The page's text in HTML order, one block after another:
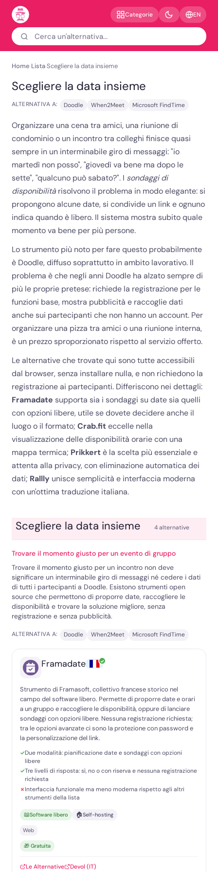
Categorie EN
Home ListaScegliere la data insieme
Scegliere la data insieme
ALTERNATIVA A: Doodle When2Meet Microsoft FindTime
Organizzare una cena tra amici, una riunione di
condominio o un incontro tra colleghi finisce quasi
sempre in un interminabile giro di messaggi: "io
martedì non posso", "giovedì va bene ma dopo le
sette", "qualcuno può sabato?". I sondaggi di
disponibilità risolvono il problema in modo elegante: si
propongono alcune date, si condivide un link e ognuno
indica quando è libero. Il sistema mostra subito quale
momento va bene per più persone.
Lo strumento più noto per fare questo probabilmente
è Doodle, diffuso soprattutto in ambito lavorativo. Il
problema è che negli anni Doodle ha alzato sempre di
più le proprie pretese: richiede la registrazione per le
funzioni base, mostra pubblicità e raccoglie dati
anche sui partecipanti che non hanno un account. Per
organizzare una pizza tra amici o una riunione interna,
è un prezzo sproporzionato rispetto al servizio offerto.
Le alternative che trovate qui sono tutte accessibili
dal browser, senza installare nulla, e non richiedono la
registrazione ai partecipanti. Differiscono nei dettagli:
Framadate supporta sia i sondaggi su date sia quelli
con opzioni libere, utile se dovete decidere anche il
luogo o il formato; Crab.fiteccelle nella
visualizzazione delle disponibilità orarie con una
mappa termica; Prikkertè la scelta più essenziale e
attenta alla privacy, con eliminazione automatica dei
dati; Rallly unisce semplicità e interfaccia moderna
con un'ottima traduzione italiana.
Scegliere la data insieme 4 alternative
Trovare il momento giusto per un evento di gruppo
Trovare il momento giusto per un incontro non deve
significare un interminabile giro di messaggi né cedere i dati
di tutti i partecipanti a Doodle. Esistono strumenti open
source che permettono di proporre date, raccogliere le
disponibilità e trovare la soluzione migliore, senza
registrazione e senza pubblicità.
ALTERNATIVA A: Doodle When2Meet Microsoft FindTime
Framadate ✓
Strumento di Framasoft, collettivo francese storico nel
campo del software libero. Permette di proporre date e orari
a un gruppo e raccogliere le disponibilità, oppure di lanciare
sondaggi con opzioni libere. Nessuna registrazione richiesta;
tra le opzioni avanzate ci sono la protezione con password e
la personalizzazione del link.
Due modalità: pianificazione date e sondaggi con opzioni
libere
Tre livelli di risposta: sì, no o con riserva e nessuna registrazione
richiesta
Interfaccia funzionale ma meno moderna rispetto agli altri
strumenti della lista
📖Software libero 🏠Self-hosting
Web
🎁 Gratuita
Le Alternative Devol (IT)